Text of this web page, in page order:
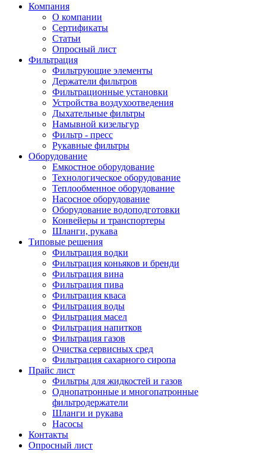
Компания
О компании
Сертификаты
Статьи
Опросный лист
Фильтрация
Фильтрующие элементы
Держатели фильтров
Фильтрационные установки
Устройства воздухоотведения
Дыхательные фильтры
Намывной кизельгур
Фильтр - пресс
Рукавные фильтры
Оборудование
Емкостное оборудование
Технологическое оборудование
Теплообменное оборудование
Насосное оборудование
Оборудование водоподготовки
Конвейеры и транспортеры
Шланги, рукава
Типовые решения
Фильтрация водки
Фильтрация коньяков и бренди
Фильтрация вина
Фильтрация пива
Фильтрация кваса
Фильтрация воды
Фильтрация масел
Фильтрация напитков
Фильтрация газов
Очистка сервисных сред
Фильтрация сахарного сиропа
Прайс лист
Фильтры для жидкостей и газов
Однопатронные и многопатронные
фильтродержатели
Шланги и рукава
Насосы
Контакты
Опросный лист